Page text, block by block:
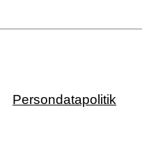
Persondatapolitik